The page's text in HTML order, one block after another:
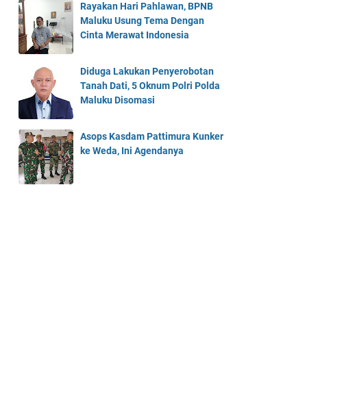
Rayakan Hari Pahlawan, BPNB
Maluku Usung Tema Dengan
Cinta Merawat Indonesia
Diduga Lakukan Penyerobotan
Tanah Dati, 5 Oknum Polri Polda
Maluku Disomasi
Asops Kasdam Pattimura Kunker
ke Weda, Ini Agendanya